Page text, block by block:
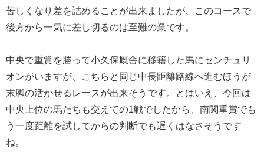
苦しくなり差を詰めることが出来ましたが、このコースで
後方から一気に差し切るのは至難の業です。
中央で重賞を勝って小久保厩舎に移籍した馬にセンチュリ
オンがいますが、こちらと同じ中長距離路線へ進むほうが
末脚の活かせるレースが出来そうです。とはいえ、今回は
中央上位の馬たちも交えての1戦でしたから、南関重賞でも
う一度距離を試してからの判断でも遅くはなさそうです
ね。